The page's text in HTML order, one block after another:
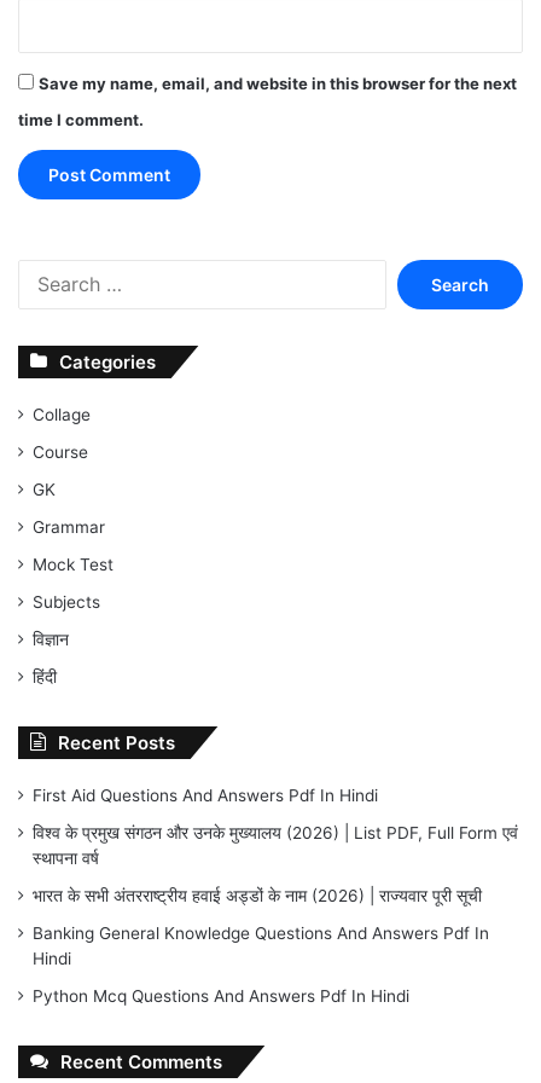
Save my name, email, and website in this browser for the next
time I comment.
Search
for:
Categories
Collage
Course
GK
Grammar
Mock Test
Subjects
विज्ञान
हिंदी
Recent Posts
First Aid Questions And Answers Pdf In Hindi
विश्व के प्रमुख संगठन और उनके मुख्यालय (2026) | List PDF, Full Form एवं
स्थापना वर्ष
भारत के सभी अंतरराष्ट्रीय हवाई अड्डों के नाम (2026) | राज्यवार पूरी सूची
Banking General Knowledge Questions And Answers Pdf In
Hindi
Python Mcq Questions And Answers Pdf In Hindi
Recent Comments